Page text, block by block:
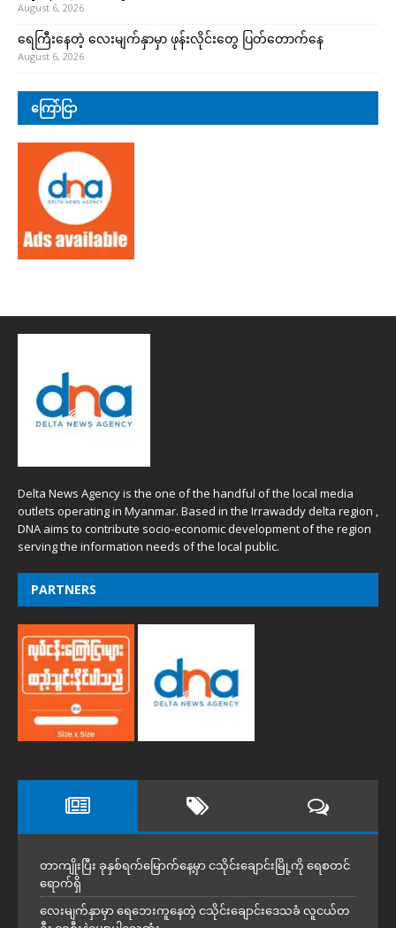
August 6, 2026
ရေကြီးနေတဲ့ လေးမျက်နှာမှာ ဖုန်းလိုင်းတွေ ပြတ်တောက်နေ
August 6, 2026
ကြော်ငြာ
Delta News Agency is the one of the handful of the local media
outlets operating in Myanmar. Based in the Irrawaddy delta region ,
DNA aims to contribute socio-economic development of the region
serving the information needs of the local public.
PARTNERS
တာကျိုးပြီး ခုနှစ်ရက်မြောက်နေ့မှာ ငသိုင်းချောင်းမြို့ကို ရေစတင်
ရောက်ရှိ
လေးမျက်နှာမှာ ရေဘေးကူနေတဲ့ ငသိုင်းချောင်းဒေသခံ လူငယ်တ